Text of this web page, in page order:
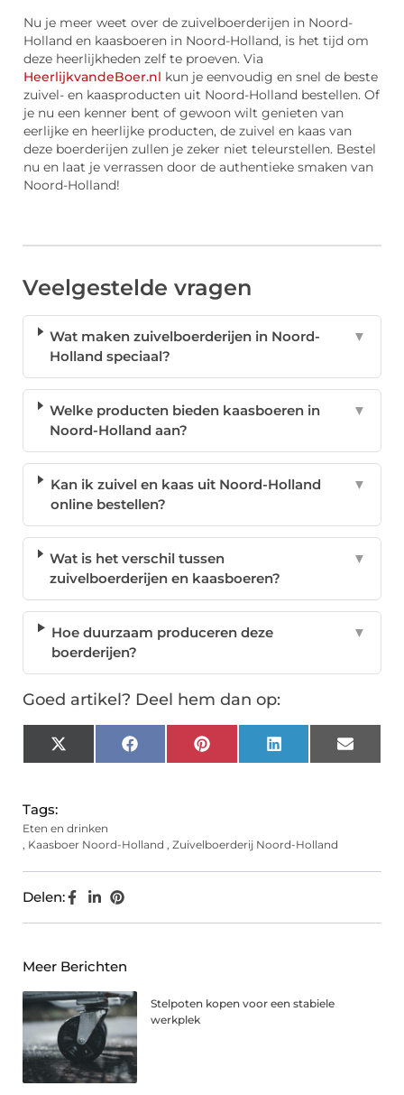
Nu je meer weet over de zuivelboerderijen in Noord-
Holland en kaasboeren in Noord-Holland, is het tijd om
deze heerlijkheden zelf te proeven. Via
HeerlijkvandeBoer.nl kun je eenvoudig en snel de beste
zuivel- en kaasproducten uit Noord-Holland bestellen. Of
je nu een kenner bent of gewoon wilt genieten van
eerlijke en heerlijke producten, de zuivel en kaas van
deze boerderijen zullen je zeker niet teleurstellen. Bestel
nu en laat je verrassen door de authentieke smaken van
Noord-Holland!
Veelgestelde vragen
Wat maken zuivelboerderijen in Noord-
Holland speciaal?
▼
Welke producten bieden kaasboeren in
Noord-Holland aan?
▼
Kan ik zuivel en kaas uit Noord-Holland
online bestellen?
▼
Wat is het verschil tussen
zuivelboerderijen en kaasboeren?
▼
Hoe duurzaam produceren deze
boerderijen?
▼
Goed artikel? Deel hem dan op:
X
(Twitter)
FacebookPinterest LinkedIn Email
Tags:
Eten en drinken
, Kaasboer Noord-Holland , Zuivelboerderij Noord-Holland
Delen:
Meer Berichten
Stelpoten kopen voor een stabiele
werkplek